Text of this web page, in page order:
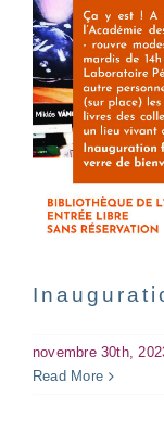
novembre 30th,
Read More
Soirée
&
asbl Infos